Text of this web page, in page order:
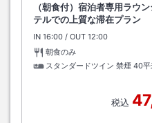
（朝食付）宿泊者専用ラウ
テルでの上質な滞在プラン
IN チェックイン
16:00 / OUT チェックアウト
12:00
朝食のみ
スタンダードツイン 禁煙 40平
税込